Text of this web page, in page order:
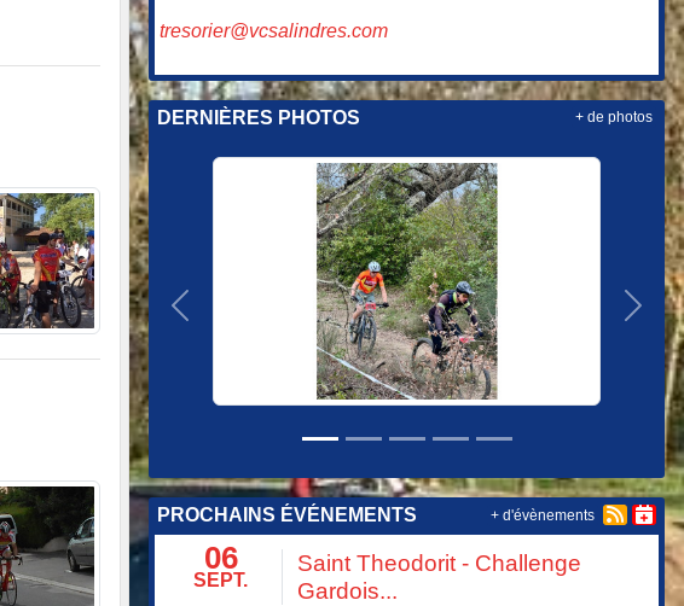
tresorier@vcsalindres.com
DERNIÈRES PHOTOS
Précedent
+ de photos
PROCHAINS ÉVÉNEMENTS
06
SEPT.
Saint Theodorit - Challenge
Gardois...
+ d'évènements